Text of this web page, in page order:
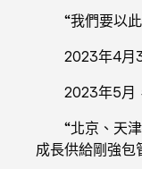
“我們要以
2023年4月
2023年5月
“北京、天津
成長供給剛強包